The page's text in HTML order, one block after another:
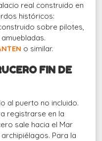
real construido en
históricos:
sobre pilotes,
o similar.
FIN DE
al puerto no incluido.
registrarse en la
sale hacia el Mar
Para la